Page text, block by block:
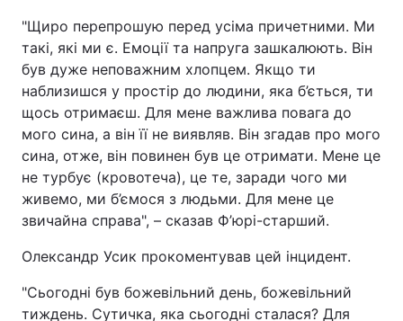
Зброя Інциденти
Здоров'я Туризм
Цікавинки Погода
Екологія Регіони
Лонгріди
Відео з Youtube Статті
Інтерв'ю Думки
"Щиро перепрошую перед усіма причетними. Ми
такі, які ми є. Емоції та напруга зашкалюють. Він
був дуже неповажним хлопцем. Якщо ти
наблизишся у простір до людини, яка б’ється, ти
щось отримаєш. Для мене важлива повага до
мого сина, а він її не виявляв. Він згадав про мого
сина, отже, він повинен був це отримати. Мене це
не турбує (кровотеча), це те, заради чого ми
живемо, ми б’ємося з людьми. Для мене це
звичайна справа", – сказав Ф’юрі-старший.
Олександр Усик прокоментував цей інцидент.
"Сьогодні був божевільний день, божевільний
тиждень. Сутичка, яка сьогодні сталася? Для